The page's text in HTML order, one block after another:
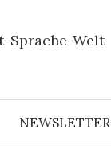
NEWSLETTER